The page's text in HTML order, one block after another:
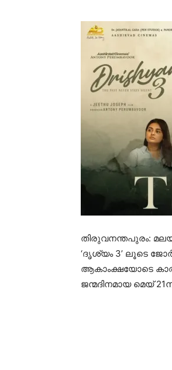
തിരുവനന്തപുരം:
‘ദൃശ്യം 3’ ലൂടെ
ആകാംക്ഷയോടെ
ജന്മദിനമായ മെയ്